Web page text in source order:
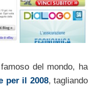
del mondo, ha
per il 2008, tagliando